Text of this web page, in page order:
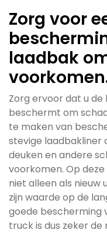
Zorg voor
laadbak
Zorg ervoor dat u de
beschermt om
te maken van
stevige laadbakliner
deuken en andere
voorkomen. Op
niet alleen als nieuw
zijn waarde op de
goede bescherming
truck is dus zeker de